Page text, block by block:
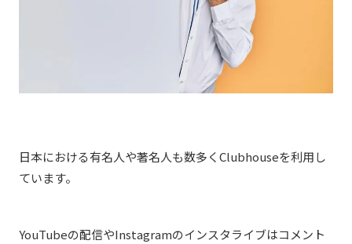
日本における有名人や著名人も数多くClubhouseを利用し
ています。
YouTubeの配信やInstagramのインスタライブはコメント